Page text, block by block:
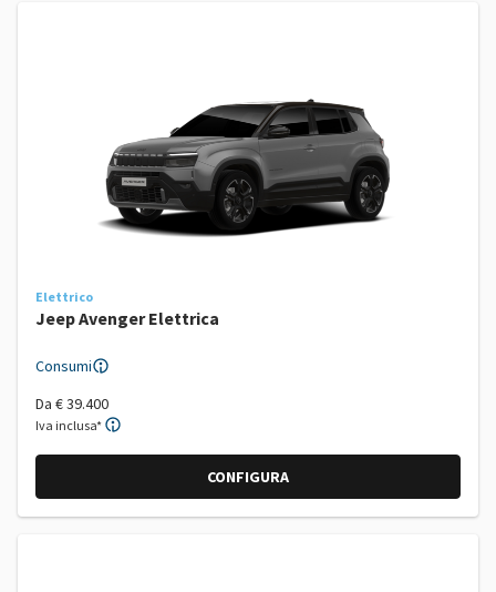
Elettrico
Jeep Avenger Elettrica
Consumi
Da € 39.400
Iva inclusa*
CONFIGURA